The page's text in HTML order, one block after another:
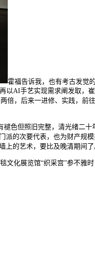
霍福告诉我，也有考古发觉
以AI手艺实现需求阐发取，
倍，后来一进修、实践，前
色但照旧完整，清光绪二十
派的次要代表，也为财产规
的艺术，要比及晚清期间了
化展览馆“织采宫”参不雅